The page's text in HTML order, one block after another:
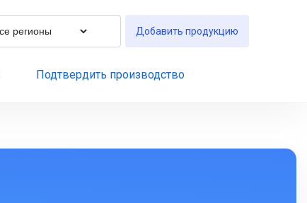
Добавить продукцию
Подтвердить производство